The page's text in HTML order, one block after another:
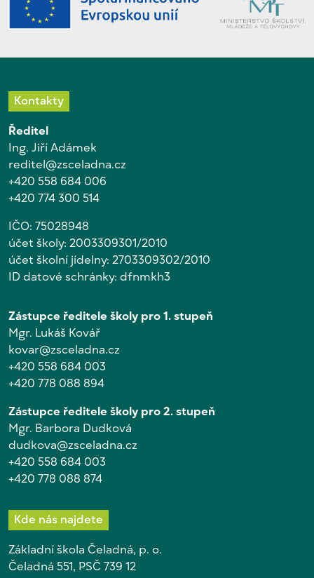
Kontakty
Ředitel
Ing. Jiří Adámek
reditel@zsceladna.cz
+420 558 684 006
+420 774 300 514
IČO: 75028948
účet školy: 2003309301/2010
účet školní jídelny: 2703309302/2010
ID datové schránky: dfnmkh3
Zástupce ředitele školy pro 1. stupeň
Mgr. Lukáš Kovář
kovar@zsceladna.cz
+420 558 684 003
+420 778 088 894
Zástupce ředitele školy pro 2. stupeň
Mgr. Barbora Dudková
dudkova@zsceladna.cz
+420 558 684 003
+420 778 088 874
Kde nás najdete
Základní škola Čeladná, p. o.
Čeladná 551, PSČ 739 12